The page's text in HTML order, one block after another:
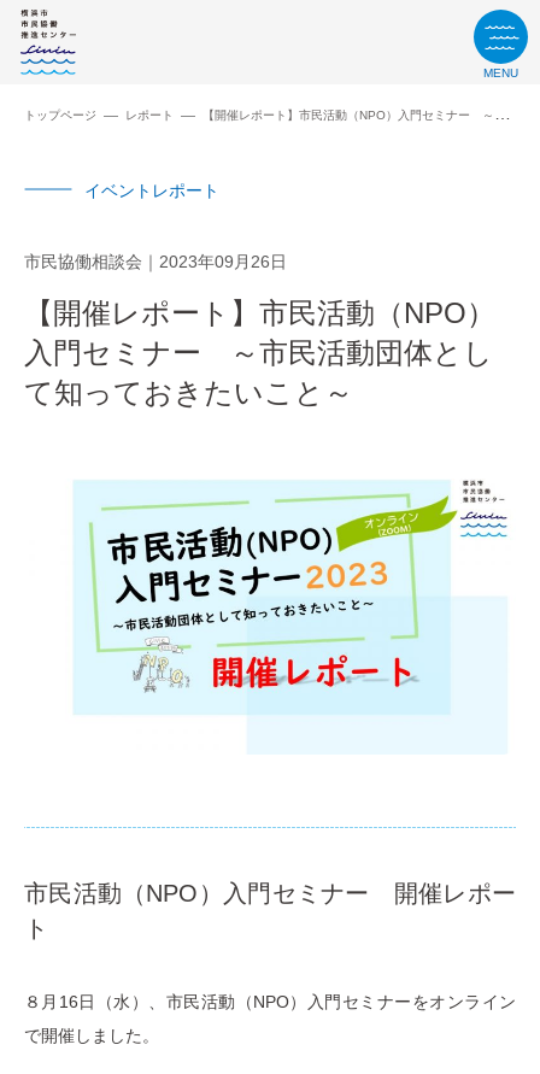
MENU
トップページ レポート 【開催レポート】市民活動（NPO）入門セミナー ～市民活動団体として知っておきたいこと～
イベントレポート
市⺠協働相談会 2023年09月26日
【開催レポート】市民活動（NPO）
入門セミナー ～市民活動団体とし
て知っておきたいこと～
市民活動（NPO）入門セミナー 開催レポー
ト
８月16日（水）、市民活動（NPO）入門セミナーをオンライン
で開催しました。